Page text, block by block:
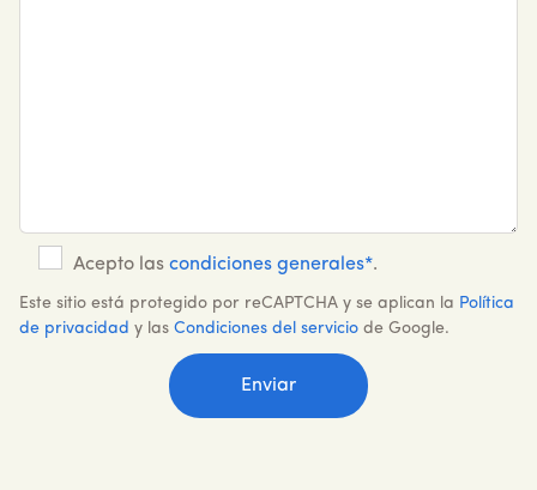
Acepto las condiciones generales*.
Este sitio está protegido por reCAPTCHA y se aplican la Política
de privacidad y las Condiciones del servicio de Google.